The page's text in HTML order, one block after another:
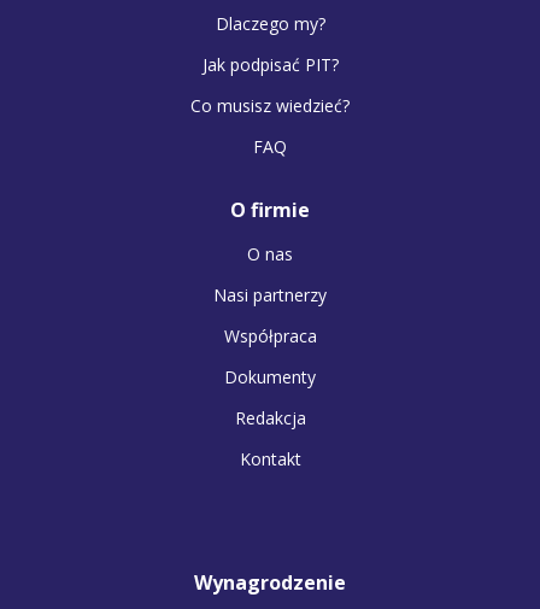
Dlaczego my?
Jak podpisać PIT?
Co musisz wiedzieć?
FAQ
O firmie
O nas
Nasi partnerzy
Współpraca
Dokumenty
Redakcja
Kontakt
Wynagrodzenie